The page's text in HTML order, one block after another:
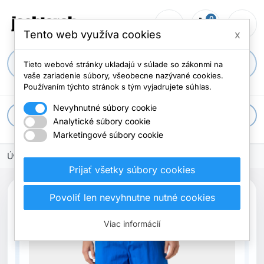
person_outline shopping_cart
0
Početmenu
apps Všetky kategórie
Úvodná stránka
Novinka
Tento web využíva cookies x
Tieto webové stránky ukladajú v súlade so zákonmi na
vaše zariadenie súbory, všeobecne nazývané cookies.
Používaním týchto stránok s tým vyjadrujete súhlas.
Nevyhnutné súbory cookie
Analytické súbory cookie
Marketingové súbory cookie
Prijať všetky súbory cookies
Povoliť len nevyhnutne nutné cookies
Viac informácií